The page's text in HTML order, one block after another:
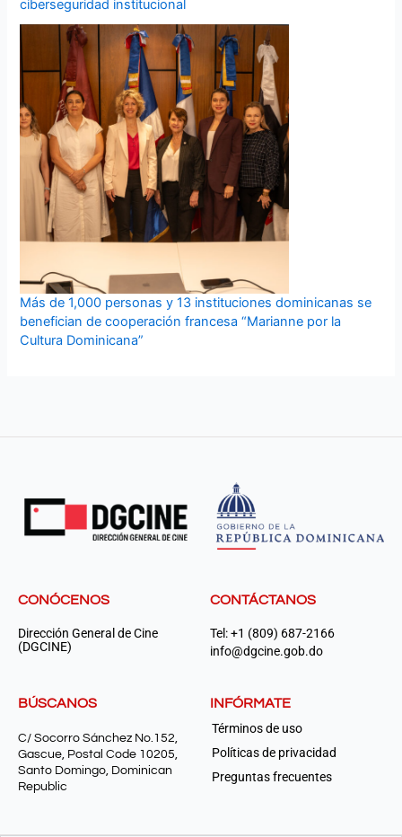
ciberseguridad institucional
Más de 1,000 personas y 13 instituciones dominicanas se
benefician de cooperación francesa “Marianne por la
Cultura Dominicana”
CONÓCENOS
Dirección General de Cine
(DGCINE)
CONTÁCTANOS
Tel: +1 (809) 687-2166
info@dgcine.gob.do
BÚSCANOS
C/ Socorro Sánchez No.152,
Gascue, Postal Code 10205,
Santo Domingo, Dominican
Republic
INFÓRMATE
Términos de uso
Políticas de privacidad
Preguntas frecuentes